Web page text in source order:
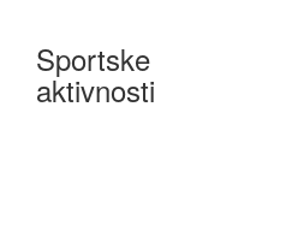
Sportske
aktivnosti